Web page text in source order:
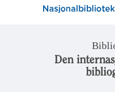
Den